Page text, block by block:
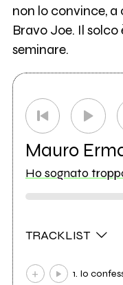
non lo convince, a
Bravo Joe. Il
seminare.
Mauro
Ho sognato
TRACKLIST
1. Io